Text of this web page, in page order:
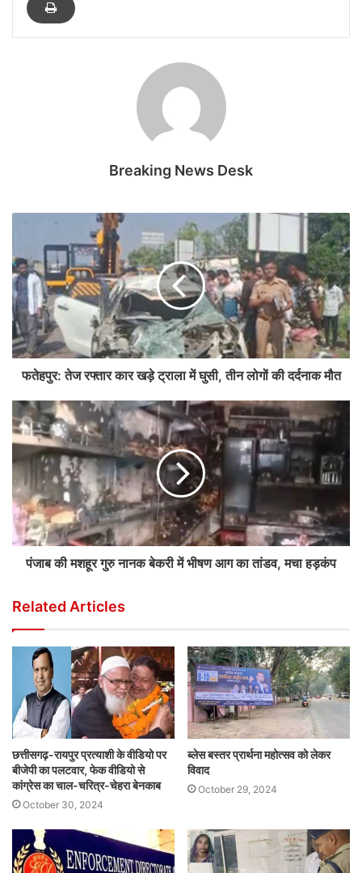
Breaking News Desk
फतेहपुर: तेज रफ्तार कार खड़े ट्राला में घुसी, तीन लोगों की दर्दनाक मौत
पंजाब की मशहूर गुरु नानक बेकरी में भीषण आग का तांडव, मचा हड़कंप
Related Articles
छत्तीसगढ़-रायपुर प्रत्याशी के वीडियो पर
बीजेपी का पलटवार, फेक वीडियो से
कांग्रेस का चाल-चरित्र-चेहरा बेनकाब
October 30, 2024
ब्लेस बस्तर प्रार्थना महोत्सव को लेकर
विवाद
October 29, 2024